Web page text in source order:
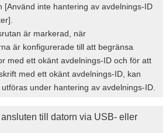
[Använd inte hantering av avdelnings-ID
är markerad, när
är konfigurerade till att begränsa
med ett okänt avdelnings-ID och för att
med ett okänt avdelnings-ID, kan
under hantering av avdelnings-ID.
till datorn via USB- eller